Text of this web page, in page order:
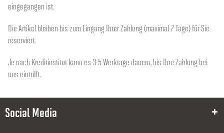
eingegangen ist.
Die Artikel bleiben bis zum Eingang Ihrer Zahlung (maximal 7 Tage) für Sie
reserviert.
Je nach Kreditinstitut kann es 3-5 Werktage dauern, bis Ihre Zahlung bei
uns eintrifft.
Social Media